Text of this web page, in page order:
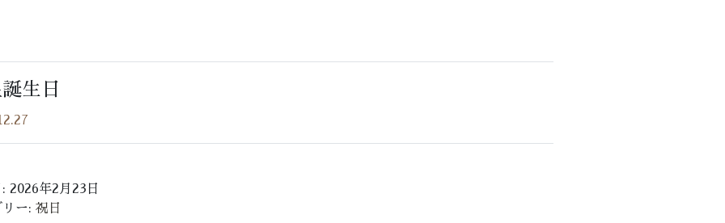
2025sys/wp-
on null in
2025sys/wp-
生日
2026年2月23日
リー: 祝日